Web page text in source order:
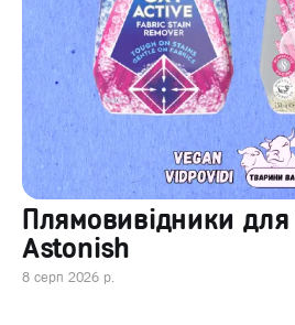
Плямовивідники
Astonish
8 серп 2026 р.